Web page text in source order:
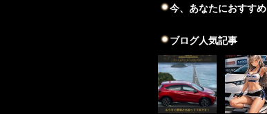
今、あなたにおすすめ
ブログ人気記事